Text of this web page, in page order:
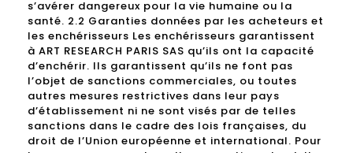
s’avérer dangereux pour la vie humaine ou la
santé. 2.2 Garanties données par les acheteurs et
les enchérisseurs Les enchérisseurs garantissent
à ART RESEARCH PARIS SAS qu’ils ont la capacité
d’enchérir. Ils garantissent qu’ils ne font pas
l’objet de sanctions commerciales, ou toutes
autres mesures restrictives dans leur pays
d’établissement ni ne sont visés par de telles
sanctions dans le cadre des lois françaises, du
droit de l’Union européenne et international. Pour